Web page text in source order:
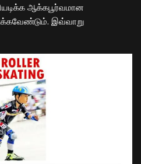
ஆக்கபூர்வமான
இவ்வாறு